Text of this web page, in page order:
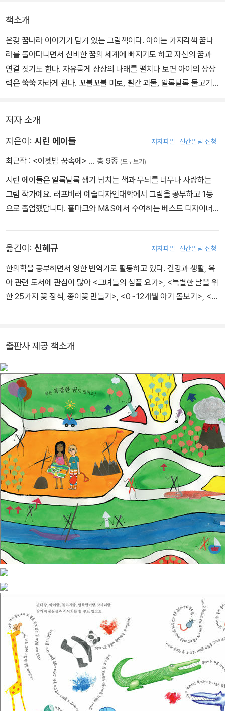
책소개
온갖 꿈나라 이야기가 담겨 있는 그림책이다. 아이는 가지각색 꿈나
라를 돌아다니면서 신비한 꿈의 세계에 빠지기도 하고 자신의 꿈과
연결 짓기도 한다. 자유롭게 상상의 나래를 펼치다 보면 아이의 상상
력은 쑥쑥 자라게 된다. 꼬불꼬불 미로, 빨간 괴물, 알록달록 물고기
샤갈의 그림을 보는 듯한 풍부한 색감과 신비감 넘치는 표현이 눈길
을 사로잡고, 콜라주 등 다양한 기법을 사용해 눈으로 보는 것뿐 아니
은 보기만 해도 신이 난다. 눈앞에 펼쳐진 꿈나라를 여행하다 보면 아
이의 창의력도 쑥쑥 자라난다.
저자 소개
지은이: 시린 에이들 저자파일 신간알림 신청
최근작 : <어젯밤 꿈속에> … 총 9종 (모두보기)
시린 에이들은 알록달록 생기 넘치는 색과 무늬를 너무나 사랑하는
그림 작가예요. 러프버러 예술디자인대학에서 그림을 공부하고 1등
으로 졸업했답니다. 홀마크와 M&S에서 수여하는 베스트 디자이너
요?>, <완두콩 소년> 등의 책에 그림 작가로 참여했답니다.
옮긴이: 신혜규 저자파일 신간알림 신청
한의학을 공부하면서 영한 번역가로 활동하고 있다. 건강과 생활, 육
아 관련 도서에 관심이 많아 <그녀들의 심플 요가>, <특별한 날을 위
한 25가지 꽃 장식, 종이꽃 만들기>, <0~12개월 아기 돌보기>, <땅
출판사 제공 책소개